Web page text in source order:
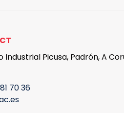
Industrial Picusa, Padrón, A
70 36